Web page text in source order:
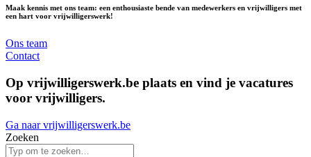
Maak kennis met ons team: een enthousiaste bende van medewerkers en vrijwilligers met
een hart voor vrijwilligerswerk!
Ons team
Contact
Op vrijwilligerswerk.be plaats en vind je vacatures
voor vrijwilligers.
Ga naar vrijwilligerswerk.be
Zoeken